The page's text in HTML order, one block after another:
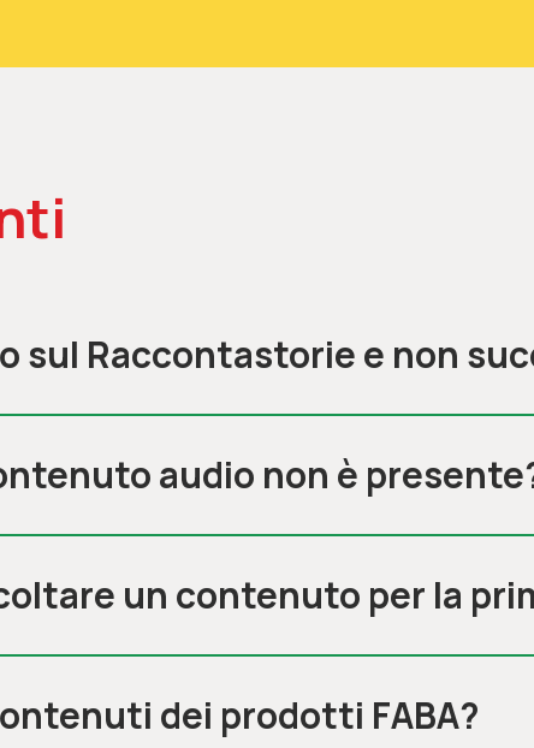
sul Raccontastorie e non
audio non è
un contenuto per la
dei prodotti FABA?